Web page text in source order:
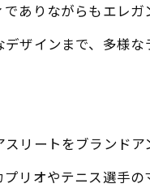
ありながらもエレガ
ザインまで、多様
リートをブランド
リオやテニス選手の